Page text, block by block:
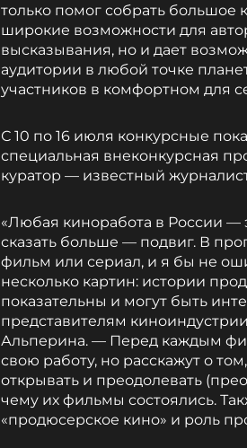
только помог собрать большое
широкие возможности для
высказывания, но и дает
аудитории в любой точке
участников в комфортном для
С 10 по 16 июля конкурсные
специальная внеконкурсная
куратор — известный
«Любая киноработа в России —
сказать больше — подвиг. В
фильм или сериал, и я бы не
несколько картин: истории
показательны и могут быть
представителям
Альперина. — Перед каждым
свою работу, но расскажут о
открывать и преодолевать
чему их фильмы состоялись.
«продюсерское кино» и роль